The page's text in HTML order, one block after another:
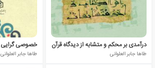
درآمدی بر محکم و متشابه از دیدگاه قرآن
طاها جابر العلوانی طاها جابر العلوانی